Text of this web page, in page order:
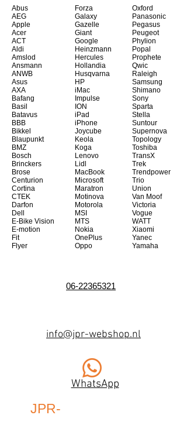
Abus
AEG
Apple
Acer
ACT
Aldi
Amslod
Ansmann
ANWB
Asus
AXA
Bafang
Basil
Batavus
BBB
Bikkel
Blaupunkt
BMZ
Bosch
Brinckers
Brose
Centurion
Cortina
CTEK
Darfon
Dell
E-Bike Vision
E-motion
Fit
Flyer
Forza
Galaxy
Gazelle
Giant
Google
Heinzmann
Hercules
Hollandia
Husqvarna
HP
iMac
Impulse
ION
iPad
iPhone
Joycube
Keola
Koga
Lenovo
Lidl
MacBook
Microsoft
Maratron
Motinova
Motorola
MSI
MTS
Nokia
OnePlus
Oppo
Oxford
Panasonic
Pegasus
Peugeot
Phylion
Popal
Prophete
Qwic
Raleigh
Samsung
Shimano
Sony
Sparta
Stella
Suntour
Supernova
Topology
Toshiba
TransX
Trek
Trendpower
Trio
Union
Van Moof
Victoria
Vogue
WATT
Xiaomi
Yanec
Yamaha
06-22365321
info@jpr-webshop.nl
WhatsApp
JPR-